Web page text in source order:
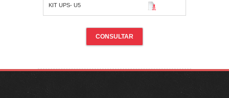
KIT UPS- U5
CONSULTAR